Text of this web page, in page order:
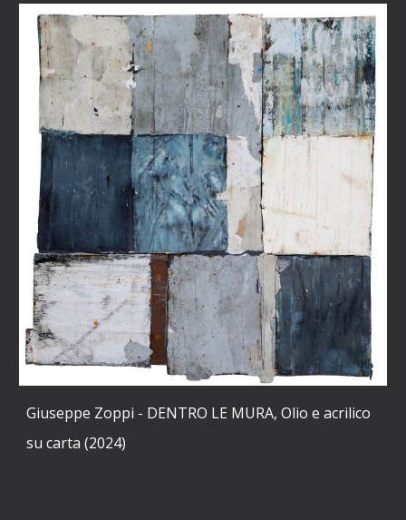
Giuseppe Zoppi - DENTRO LE MURA, Olio e acrilico
su carta (2024)